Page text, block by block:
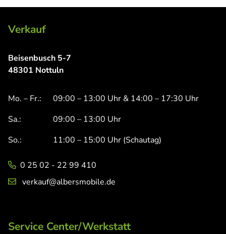
Verkauf
Beisenbusch 5-7
48301 Nottuln
Mo. – Fr.:
09:00 – 13:00 Uhr & 14:00 – 17:30 Uhr
Sa.:
09:00 – 13:00 Uhr
So.:
11:00 – 15:00 Uhr (Schautag)
0 25 02 - 22 99 410
verkauf@albersmobile.de
Service Center/Werkstatt